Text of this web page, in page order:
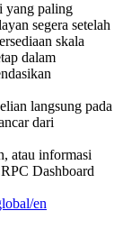
yang paling
segera setelah
skala
dalam
langsung pada
dari
atau informasi
Dashboard
en